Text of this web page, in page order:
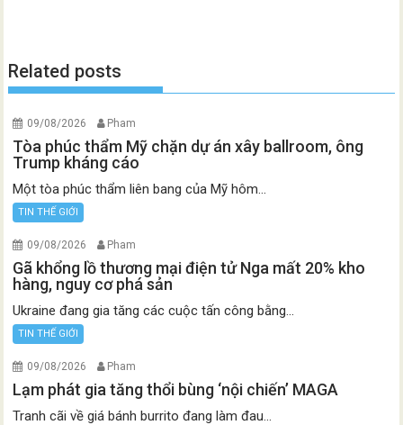
Related posts
09/08/2026 Pham
Tòa phúc thẩm Mỹ chặn dự án xây ballroom, ông
Trump kháng cáo
Một tòa phúc thẩm liên bang của Mỹ hôm...
TIN THẾ GIỚI
09/08/2026 Pham
Gã khổng lồ thương mại điện tử Nga mất 20% kho
hàng, nguy cơ phá sản
Ukraine đang gia tăng các cuộc tấn công bằng...
TIN THẾ GIỚI
09/08/2026 Pham
Lạm phát gia tăng thổi bùng ‘nội chiến’ MAGA
Tranh cãi về giá bánh burrito đang làm đau...